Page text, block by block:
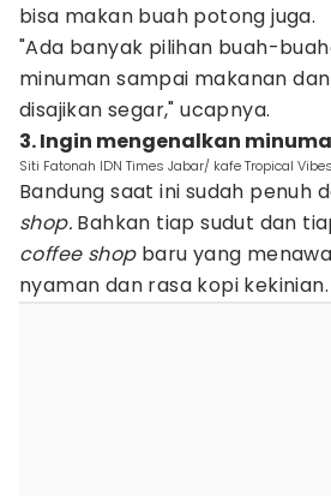
bisa makan buah potong juga.
"Ada banyak pilihan buah-
minuman sampai makanan
disajikan segar," ucapnya.
3. Ingin mengenalkan
Siti Fatonah IDN Times Jabar/ kafe Tropical
Bandung saat ini sudah penuh
shop. Bahkan tiap sudut dan
coffee shopbaru yang
nyaman dan rasa kopi kekinian.